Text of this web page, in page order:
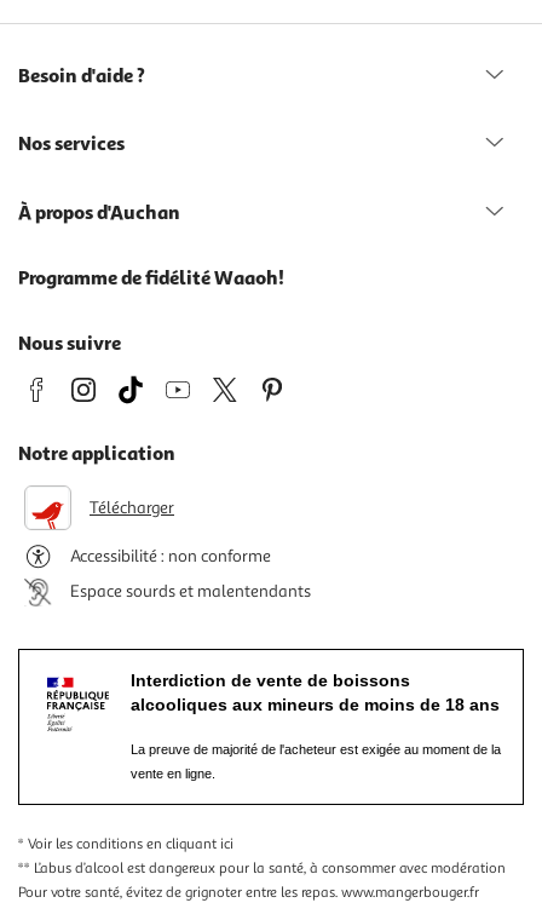
Besoin d'aide ?
Nos services
À propos d'Auchan
Programme de fidélité Waaoh!
Nous suivre
Notre application
Télécharger
Accessibilité : non conforme
Espace sourds et malentendants
Interdiction de vente de boissons
alcooliques aux mineurs de moins de 18 ans
La preuve de majorité de l'acheteur est exigée au moment de la
vente en ligne.
* Voir les conditions en cliquant ici
** L’abus d’alcool est dangereux pour la santé, à consommer avec modération
Pour votre santé, évitez de grignoter entre les repas. www.mangerbouger.fr